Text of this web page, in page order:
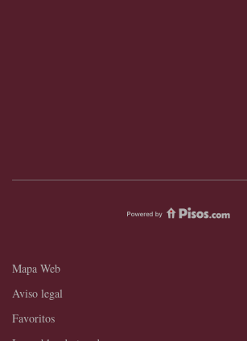
Mapa Web
Aviso legal
Favoritos